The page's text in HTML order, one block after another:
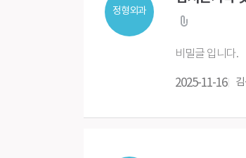
정형외과
비밀글 입니다.
2025-11-16